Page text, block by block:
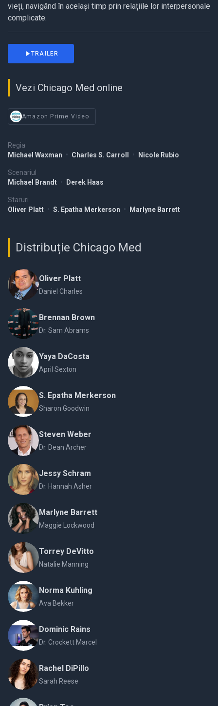
vieți, navigând în același timp prin relațiile lor interpersonale
complicate.
Regia
Michael Waxman • Charles S. Carroll • Nicole Rubio
Scenariul
Michael Brandt • Derek Haas
Staruri
Oliver Platt • S. Epatha Merkerson • Marlyne Barrett
TRAILER
Vezi Chicago Med online
Amazon Prime Video
Distribuție Chicago Med
Oliver Platt
Daniel Charles
Brennan Brown
Dr. Sam Abrams
Yaya DaCosta
April Sexton
S. Epatha Merkerson
Sharon Goodwin
Steven Weber
Dr. Dean Archer
Jessy Schram
Dr. Hannah Asher
Marlyne Barrett
Maggie Lockwood
Torrey DeVitto
Natalie Manning
Norma Kuhling
Ava Bekker
Dominic Rains
Dr. Crockett Marcel
Rachel DiPillo
Sarah Reese